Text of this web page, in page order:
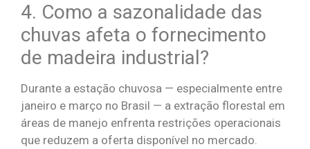
4. Como a sazonalidade das
chuvas afeta o fornecimento
de madeira industrial?
Durante a estação chuvosa — especialmente entre
janeiro e março no Brasil — a extração florestal em
áreas de manejo enfrenta restrições operacionais
que reduzem a oferta disponível no mercado.